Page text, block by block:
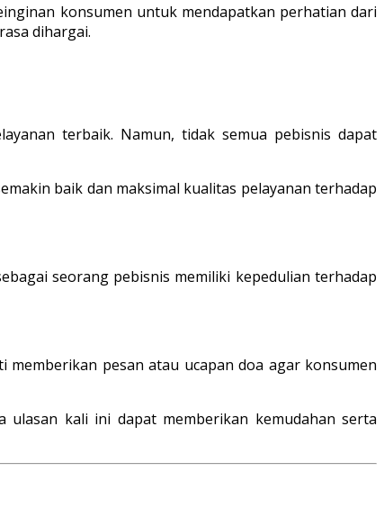
konsumen untuk mendapatkan perhatian dari
dihargai.
terbaik. Namun, tidak semua pebisnis dapat
baik dan maksimal kualitas pelayanan terhadap
seorang pebisnis memiliki kepedulian terhadap
pesan atau ucapan doa agar konsumen
ulasan kali ini dapat memberikan kemudahan serta